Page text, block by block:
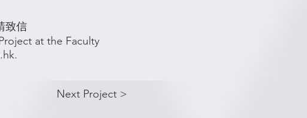
致信
at the Faculty
.
Next Project >